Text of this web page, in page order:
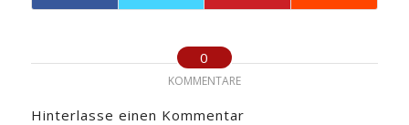
0
KOMMENTARE
Hinterlasse einen Kommentar